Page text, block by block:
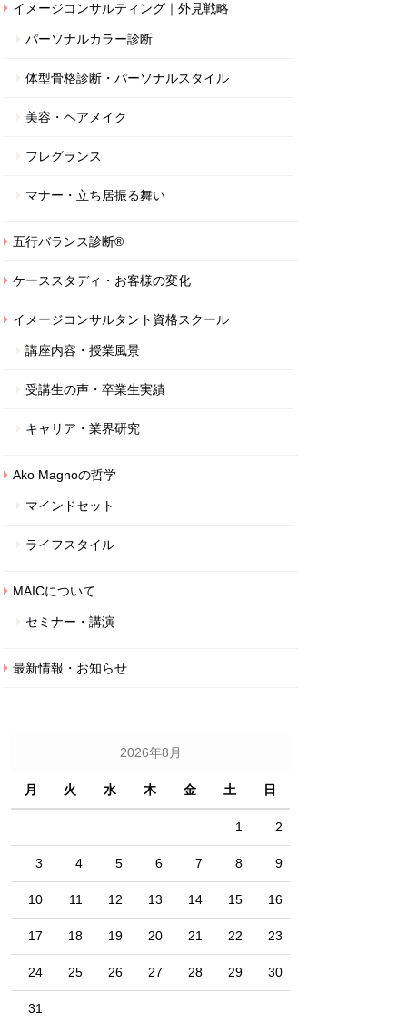
イメージコンサルティング｜外見戦略
パーソナルカラー診断
体型骨格診断・パーソナルスタイル
美容・ヘアメイク
フレグランス
マナー・立ち居振る舞い
五行バランス診断®
ケーススタディ・お客様の変化
イメージコンサルタント資格スクール
講座内容・授業風景
受講生の声・卒業生実績
キャリア・業界研究
Ako Magnoの哲学
マインドセット
ライフスタイル
MAICについて
セミナー・講演
最新情報・お知らせ
2026年8月
月 火 水 木 金 土 日
1 2
3 4 5 6 7 8 9
10 11 12 13 14 15 16
17 18 19 20 21 22 23
24 25 26 27 28 29 30
31